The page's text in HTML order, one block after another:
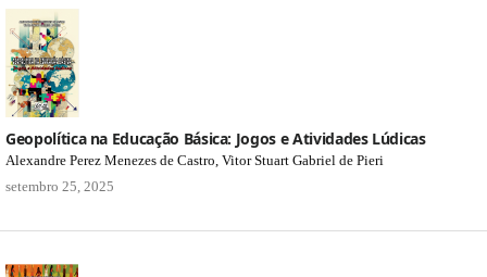
Geopolítica na Educação Básica: Jogos e Atividades Lúdicas
Alexandre Perez Menezes de Castro, Vitor Stuart Gabriel de Pieri
setembro 25, 2025